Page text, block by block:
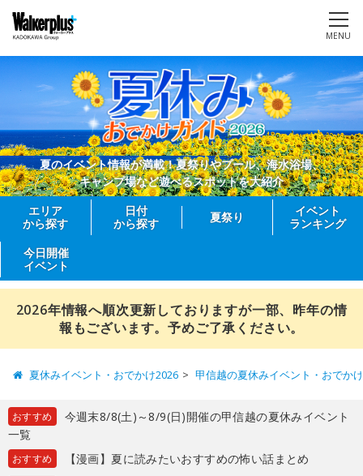
MENU
夏のイベント情報が満載！夏祭りやプール、海水浴場、
キャンプ場など遊べるスポットを大紹介
エリア
から探す
日付
から探す
夏祭り
イベント
ランキング
今日開催
イベント
2026年情報へ順次更新しておりますが一部、昨年の情
報もございます。予めご了承ください。
夏休みイベント・おでかけ2026 甲信越の夏休みイベント・おでか
おすすめ
今週末8/8(土)～8/9(日)開催の甲信越の夏休みイベント
一覧
おすすめ 【漫画】夏に読みたいおすすめの怖い話まとめ